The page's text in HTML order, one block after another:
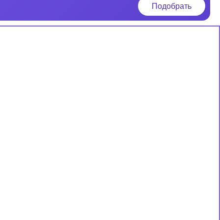
Подобрать